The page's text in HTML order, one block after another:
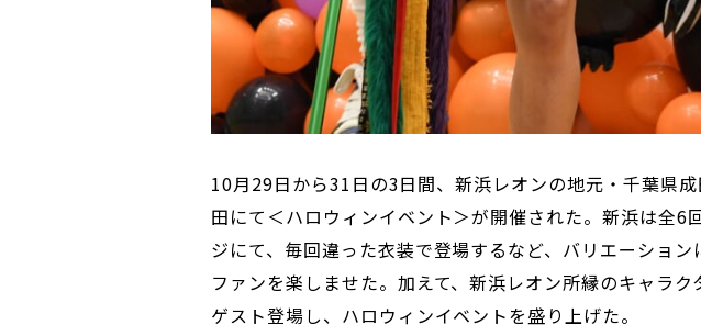
10月29日から31日の3日間、新浜レオンの地元・千葉県
田にて＜ハロウィンイベント＞が開催された。新浜は全6
ジにて、毎回違った衣装で登場するなど、バリエーショ
ファンを楽しませた。加えて、新浜レオン所縁のキャラク
ゲスト登場し、ハロウィンイベントを盛り上げた。